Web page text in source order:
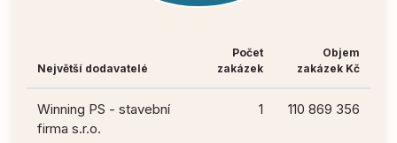
Největší dodavatelé
Počet
zakázek
Objem
zakázek Kč
Winning PS - stavební
firma s.r.o.
1 110 869 356